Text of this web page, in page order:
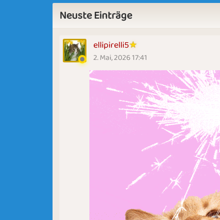
Neuste Einträge
ellipirelli5
2. Mai, 2026 17:41